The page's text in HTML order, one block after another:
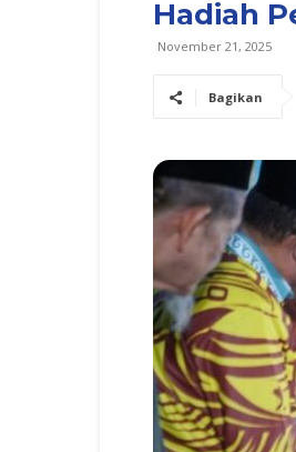
Hadiah
November 21, 2025
Bagikan